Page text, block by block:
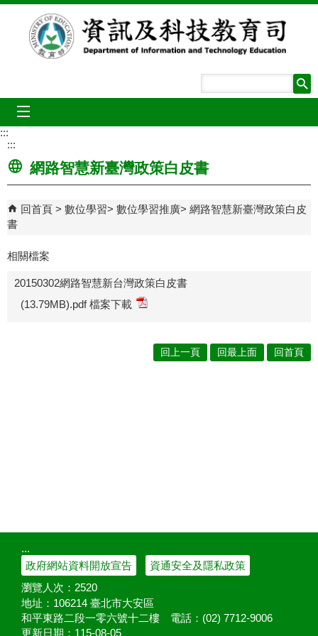
跳到主要內容區塊
:::
:::
網路智慧新臺灣政策白皮書
回首頁 數位學習 數位學習推廣
網路智慧新臺灣政策白皮
書
相關檔案
20150302網路智慧新台灣政策白皮書
(13.79MB).pdf 檔案下載
回上一頁 回最上面 回首頁
:::
政府網站資料開放宣告
資通安全及隱私政策
瀏覽人次： 2520
地址：106214 臺北市大安區
和平東路二段一零六號十二樓 電話：(02) 7712-9006
更新日期： 115-08-05